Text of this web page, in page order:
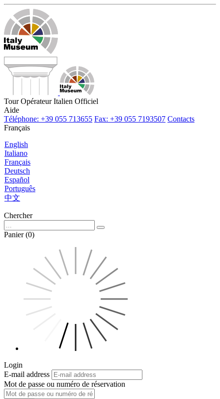
Tour Opérateur Italien Officiel
Aide
Téléphone: +39 055 713655 Fax: +39 055 7193507 Contacts
Français
English
Italiano
Français
Deutsch
Español
Português
中文
Chercher
Panier (0)
Login
E-mail address
Mot de passe ou numéro de réservation